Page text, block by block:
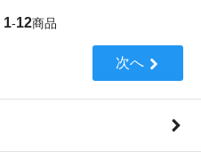
1-12商品
次へ